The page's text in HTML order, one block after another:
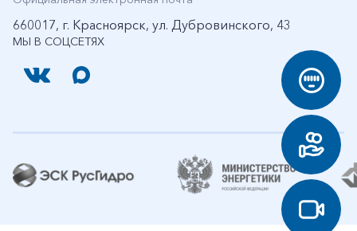
МЫ В СОЦСЕТЯХ
660017, г. Красноярск, ул. Дубровинского, 43